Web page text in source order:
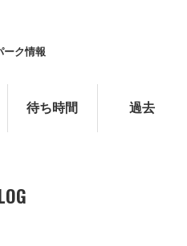
ーク情報
待ち時間 過去